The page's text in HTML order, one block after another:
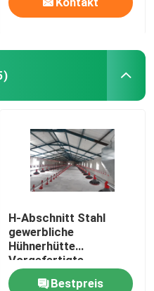
H-Abschnitt Stahl
gewerbliche
Hühnerhütte
Vorgefertigte
Stahlkonstruktion
Bestpreis